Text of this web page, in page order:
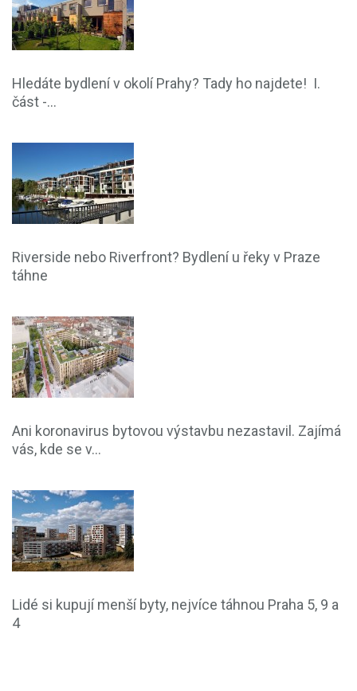
Hledáte bydlení v okolí Prahy? Tady ho najdete! I.
část -...
Riverside nebo Riverfront? Bydlení u řeky v Praze
táhne
Ani koronavirus bytovou výstavbu nezastavil. Zajímá
vás, kde se v...
Lidé si kupují menší byty, nejvíce táhnou Praha 5, 9 a
4